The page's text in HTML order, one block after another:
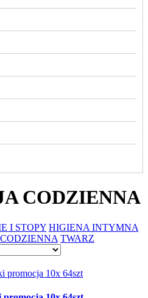
CODZIENNA
I STOPY HIGIENA INTYMNA
TWARZ